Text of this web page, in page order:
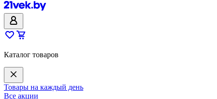
Каталог товаров
Товары на каждый день
Все акции